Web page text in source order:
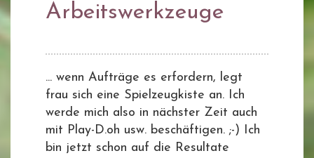
Arbeitswerkzeuge
... wenn Aufträge es erfordern, legt
frau sich eine Spielzeugkiste an. Ich
werde mich also in nächster Zeit auch
mit Play-D.oh usw. beschäftigen. ;-) Ich
bin jetzt schon auf die Resultate